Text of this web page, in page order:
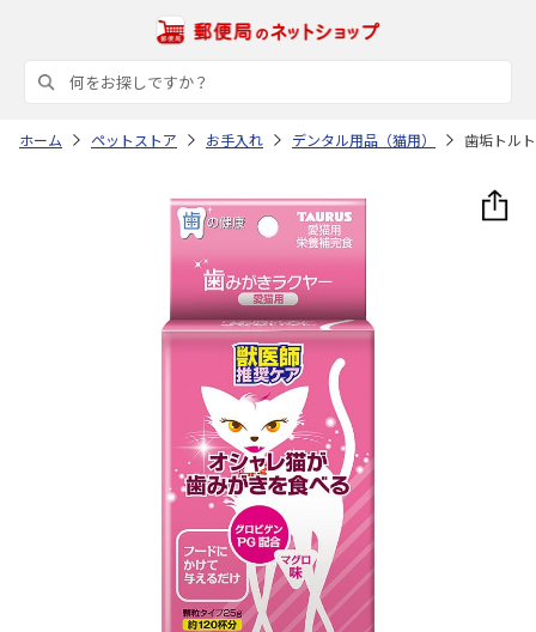
ホーム ペットストア お手入れ デンタル用品（猫用） 歯垢トル